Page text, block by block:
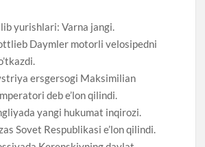
yurishlari: Varna jangi.
Daymler motorli velosipedni
ersgersogi Maksimilian
deb e’lon qilindi.
yangi hukumat inqirozi.
Sovet Respublikasi e’lon qilindi.